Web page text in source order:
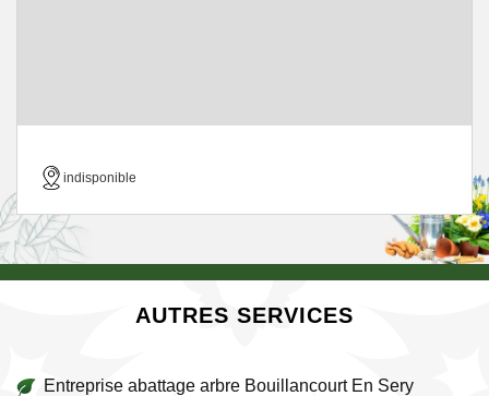
indisponible
AUTRES SERVICES
Entreprise abattage arbre Bouillancourt En Sery